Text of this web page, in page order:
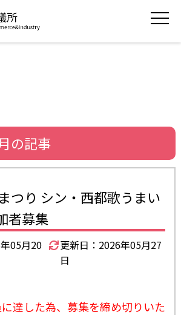
の記事
つり シン・西都歌うまい
者募集
05月20
更新日：2026年05月27
日
達した為、募集を締め切りいた